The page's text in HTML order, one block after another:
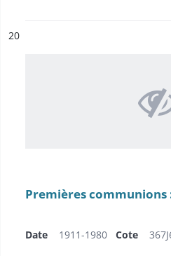
n°
20
Premières
Date 1911-1980​ Cote